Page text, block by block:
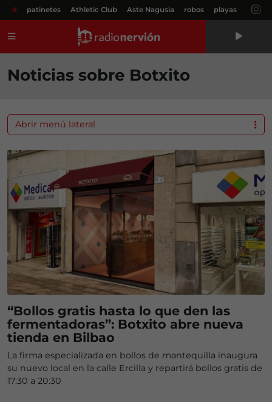
# patinetes Athletic Club Aste Nagusia robos playas
Noticias sobre Botxito
“Bollos gratis hasta lo que den las
fermentadoras”: Botxito abre nueva
tienda en Bilbao
La firma especializada en bollos de mantequilla inaugura
su nuevo local en la calle Ercilla y repartirá bollos gratis de
17:30 a 20:30
Abrir menú lateral